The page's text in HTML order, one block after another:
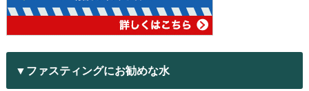
▼ファスティングにお勧めな水